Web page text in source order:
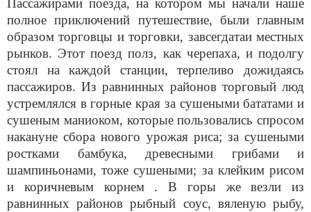
Пассажирами поезда, на котором мы начали наше
полное приключений путешествие, были главным
образом торговцы и торговки, завсегдатаи местных
рынков. Этот поезд полз, как черепаха, и подолгу
стоял на каждой станции, терпеливо дожидаясь
пассажиров. Из равнинных районов торговый люд
устремлялся в горные края за сушеными бататами и
сушеным маниоком, которые пользовались спросом
накануне сбора нового урожая риса; за сушеными
ростками бамбука, древесными грибами и
шампиньонами, тоже сушеными; за клейким рисом
и коричневым корнем . В горы же везли из
равнинных районов рыбный соус, вяленую рыбу,